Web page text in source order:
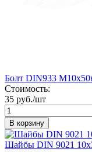
Болт DIN933
Стоимость:
35 руб./шт
В корзину
Шайбы DIN 9021